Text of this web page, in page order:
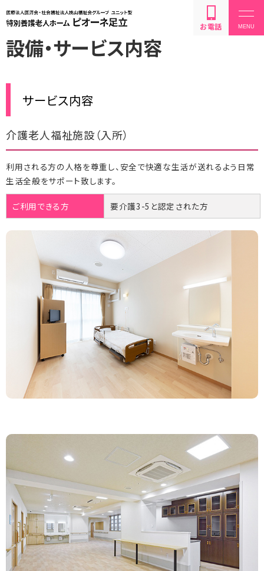
お電話
設備・サービス内容
利用方法・料金
お問い合わせ
03-5831-5226
03-5831-5227
設備・サービス内容
サービス内容
介護老人福祉施設（入所）
利用される方の人格を尊重し、安全で快適な生活が送れるよう日常
生活全般をサポート致します。
ご利用できる方 要介護3-5と認定された方